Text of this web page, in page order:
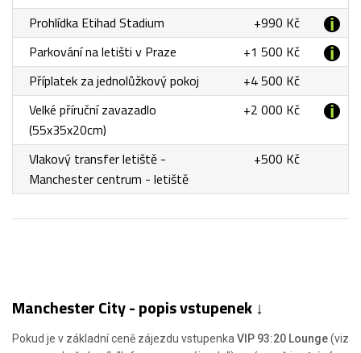
Prohlídka Etihad Stadium
+990 Kč
Parkování na letišti v Praze
+1 500 Kč
Příplatek za jednolůžkový pokoj
+4 500 Kč
Velké příruční zavazadlo
(55x35x20cm)
+2 000 Kč
Vlakový transfer letiště -
Manchester centrum - letiště
+500 Kč
Manchester City - popis vstupenek ↓
Pokud je v základní ceně zájezdu vstupenka VIP 93:20 Lounge(viz